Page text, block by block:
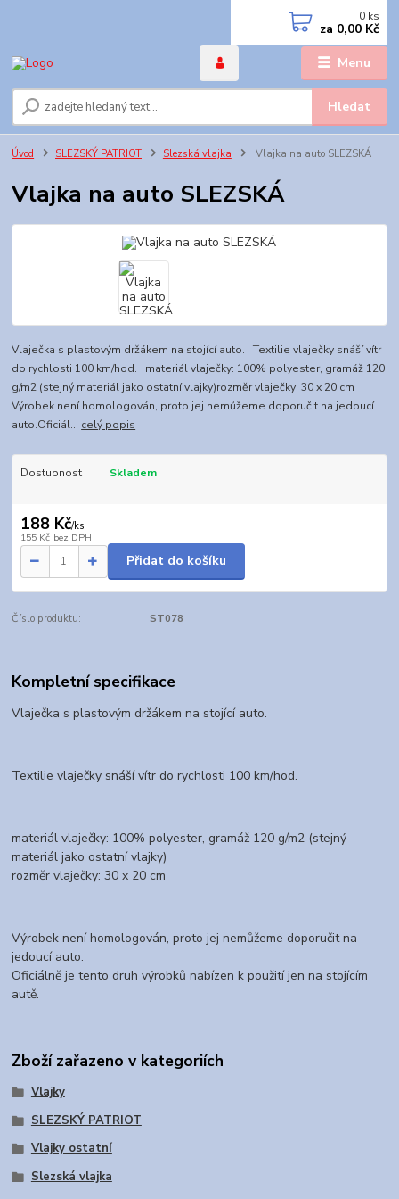
Menu
Hledat
0 ks
za 0,00 Kč
Úvod SLEZSKÝ PATRIOT Slezská vlajka Vlajka na auto SLEZSKÁ
Vlajka na auto SLEZSKÁ
Vlaječka s plastovým držákem na stojící auto. Textilie vlaječky snáší vítr
do rychlosti 100 km/hod. materiál vlaječky: 100% polyester, gramáž 120
g/m2 (stejný materiál jako ostatní vlajky)rozměr vlaječky: 30 x 20 cm
Výrobek není homologován, proto jej nemůžeme doporučit na jedoucí
auto.Oficiál... celý popis
Dostupnost Skladem
188 Kč/ks
155 Kč bez DPH
Přidat do košíku
Číslo produktu: ST078
Kompletní specifikace
Vlaječka s plastovým držákem na stojící auto.
Textilie vlaječky snáší vítr do rychlosti 100 km/hod.
materiál vlaječky: 100% polyester, gramáž 120 g/m2 (stejný
materiál jako ostatní vlajky)
rozměr vlaječky: 30 x 20 cm
Výrobek není homologován, proto jej nemůžeme doporučit na
jedoucí auto.
Oficiálně je tento druh výrobků nabízen k použití jen na stojícím
autě.
Zboží zařazeno v kategoriích
Vlajky
SLEZSKÝ PATRIOT
Vlajky ostatní
Slezská vlajka